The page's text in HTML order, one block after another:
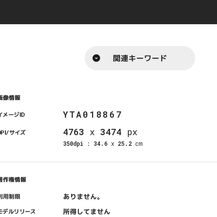
関連キーワード
像情報
メージID YTA018867
サイズ 4763 x 3474 px
350dpi : 34.6 x 25.2 cm
作権情報
用制限 ありません。
デルリリース 所得してません